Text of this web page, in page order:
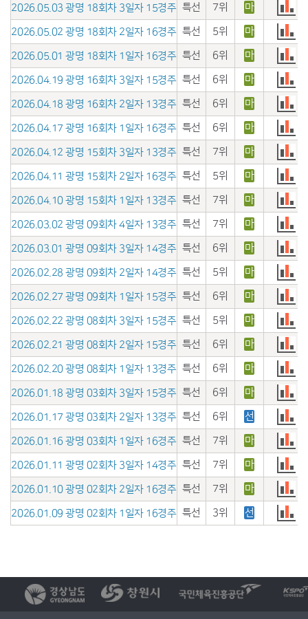
2026.05.03 광명 18회차 3일자 15경주 특선 7위 마
2026.05.02 광명 18회차 2일자 16경주 특선 5위 마
2026.05.01 광명 18회차 1일자 16경주 특선 6위 마
2026.04.19 광명 16회차 3일자 15경주 특선 6위 마
2026.04.18 광명 16회차 2일자 13경주 특선 6위 마
2026.04.17 광명 16회차 1일자 16경주 특선 6위 마
2026.04.12 광명 15회차 3일자 13경주 특선 7위 마
2026.04.11 광명 15회차 2일자 16경주 특선 5위 마
2026.04.10 광명 15회차 1일자 13경주 특선 7위 마
2026.03.02 광명 09회차 4일자 13경주 특선 7위 마
2026.03.01 광명 09회차 3일자 14경주 특선 6위 마
2026.02.28 광명 09회차 2일자 14경주 특선 5위 마
2026.02.27 광명 09회차 1일자 15경주 특선 6위 마
2026.02.22 광명 08회차 3일자 15경주 특선 5위 마
2026.02.21 광명 08회차 2일자 15경주 특선 6위 마
2026.02.20 광명 08회차 1일자 13경주 특선 6위 마
2026.01.18 광명 03회차 3일자 15경주 특선 6위 마
2026.01.17 광명 03회차 2일자 13경주 특선 6위 선
2026.01.16 광명 03회차 1일자 16경주 특선 7위 마
2026.01.11 광명 02회차 3일자 14경주 특선 7위 마
2026.01.10 광명 02회차 2일자 16경주 특선 7위 마
2026.01.09 광명 02회차 1일자 16경주 특선 3위 선